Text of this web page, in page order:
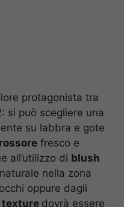
protagonista tra
si può scegliere una
su labbra e gote
fresco e
all’utilizzo di blush
nella zona
oppure dagli
texture dovrà essere